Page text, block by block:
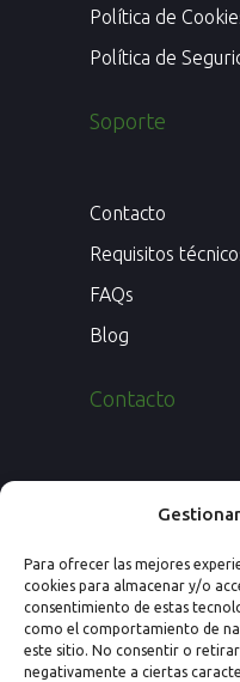
Para ofrecer las mejores
cookies para almacenar y/o
consentimiento de estas
como el comportamiento de
este sitio. No consentir o
negativamente a ciertas
Política de
Política de
Soporte
Contacto
Requisitos
FAQs
Blog
Contacto
50008 Zaragoza
Email:
Tel: (+34) 976